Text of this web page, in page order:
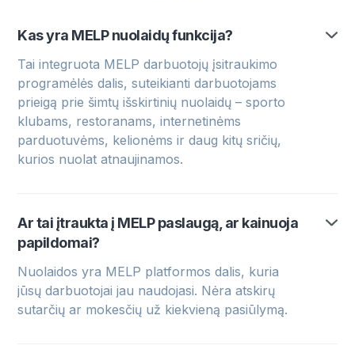
Kas yra MELP nuolaidų funkcija?
Tai integruota MELP darbuotojų įsitraukimo
programėlės dalis, suteikianti darbuotojams
prieigą prie šimtų išskirtinių nuolaidų – sporto
klubams, restoranams, internetinėms
parduotuvėms, kelionėms ir daug kitų sričių,
kurios nuolat atnaujinamos.
Ar tai įtraukta į MELP paslaugą, ar kainuoja
papildomai?
Nuolaidos yra MELP platformos dalis, kuria
jūsų darbuotojai jau naudojasi. Nėra atskirų
sutarčių ar mokesčių už kiekvieną pasiūlymą.